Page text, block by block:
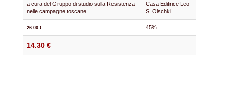
a cura del Gruppo di studio sulla Resistenza
nelle campagne toscane
Casa Editrice Leo
S. Olschki
26.00 € 45%
14.30 €